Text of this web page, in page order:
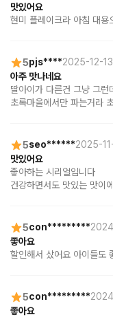
맛있어요
현미 플레이크라 아침 대
5pjs****2025-12-13
아주 맛나네요
딸아이가 다른건 그냥 그
초록마을에서만 파는거라
5seo******2025-
맛있어요
좋아하는 시리얼입니다
건강하면서도 맛있는 맛이
5con*********
좋아요
할인해서 샀어요 아이들도
5con*********
좋아요